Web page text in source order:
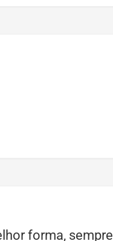
forma, sempre